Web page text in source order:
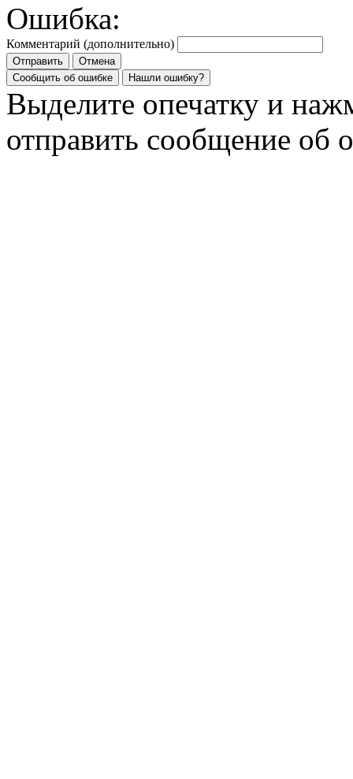
Ошибка:
Комментарий (дополнительно)
Отправить
Отмена
Сообщить об ошибке
Нашли ошибку?
Выделите опечатку и
отправить сообщение об